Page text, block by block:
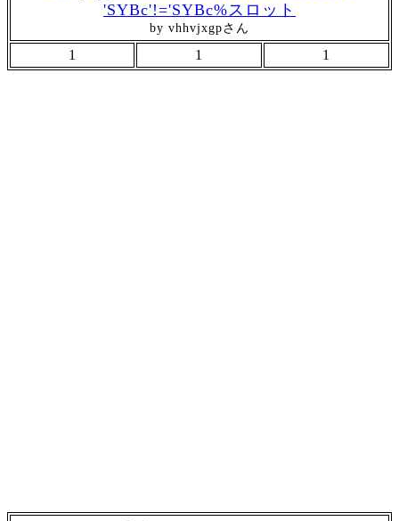
'SYBc'!='SYBc%スロット
by vhhvjxgpさん
1 1 1